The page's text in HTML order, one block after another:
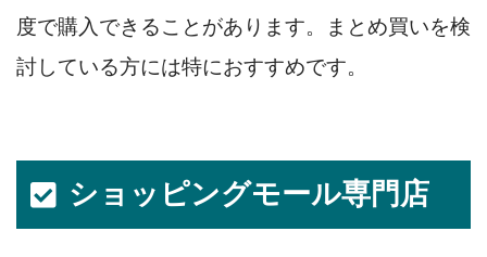
度で購入できることがあります。まとめ買いを検
討している方には特におすすめです。
ショッピングモール専門店